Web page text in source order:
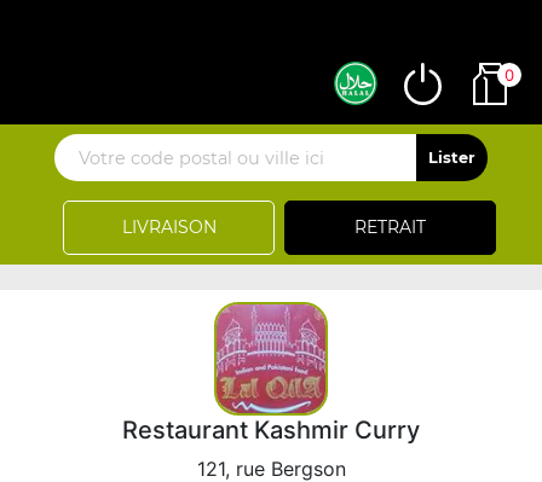
LIVRAISON RETRAIT
0
Restaurant Kashmir Curry
121, rue Bergson